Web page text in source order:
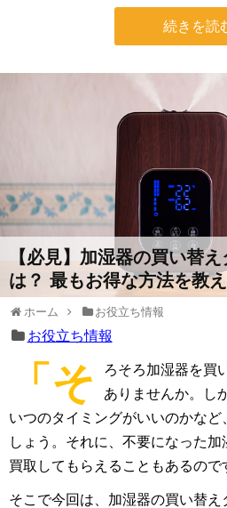
続きを読
【必見】加湿器の買い替
は？ 最もお得な方法を教え
ホーム お役立ち情報
お役立ち情報
「そ
ろそろ加湿器を買
ありませんか。し
いつのタイミングがいいのかな
しょう。それに、不要になった
買取してもらえることもあるので
そこで今回は、加湿器の買い替